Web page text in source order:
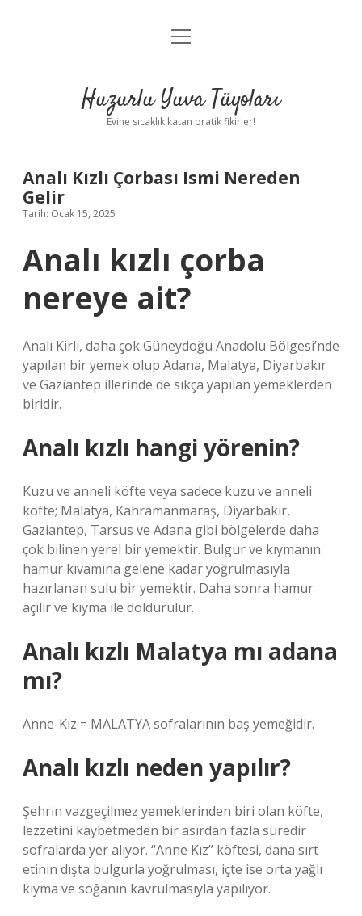
Anasayfa
Yasal Uyarı
menüyü
Huzurlu Yuva Tüyoları
Evine sıcaklık katan pratik fikirler!
Analı Kızlı Çorbası Ismi Nereden
Gelir
Tarih: Ocak 15, 2025
Analı kızlı çorba
nereye ait?
Analı Kirli, daha çok Güneydoğu Anadolu Bölgesi’nde
yapılan bir yemek olup Adana, Malatya, Diyarbakır
ve Gaziantep illerinde de sıkça yapılan yemeklerden
biridir.
Analı kızlı hangi yörenin?
Kuzu ve anneli köfte veya sadece kuzu ve anneli
köfte; Malatya, Kahramanmaraş, Diyarbakır,
Gaziantep, Tarsus ve Adana gibi bölgelerde daha
çok bilinen yerel bir yemektir. Bulgur ve kıymanın
hamur kıvamına gelene kadar yoğrulmasıyla
hazırlanan sulu bir yemektir. Daha sonra hamur
açılır ve kıyma ile doldurulur.
Analı kızlı Malatya mı adana
mı?
Anne-Kız = MALATYA sofralarının baş yemeğidir.
Analı kızlı neden yapılır?
Şehrin vazgeçilmez yemeklerinden biri olan köfte,
lezzetini kaybetmeden bir asırdan fazla süredir
sofralarda yer alıyor. “Anne Kız” köftesi, dana sırt
etinin dışta bulgurla yoğrulması, içte ise orta yağlı
kıyma ve soğanın kavrulmasıyla yapılıyor.